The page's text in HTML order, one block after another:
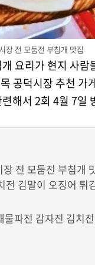
장 전 모둠전 부침개 맛집
요리가 현지 사람
공덕시장 추천 가
해서 2회 4월 7일
전 모둠전 부침개
김말이 오징어 튀
파전 감자전 김치